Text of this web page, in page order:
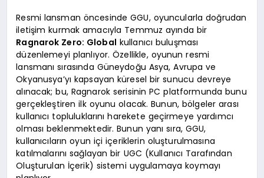
Resmi lansman öncesinde GGU, oyuncularla doğrudan
iletişim kurmak amacıyla Temmuz ayında bir
Ragnarok Zero: Global kullanıcı buluşması
düzenlemeyi planlıyor. Özellikle, oyunun resmi
lansmanı sırasında Güneydoğu Asya, Avrupa ve
Okyanusya’yı kapsayan küresel bir sunucu devreye
alınacak; bu, Ragnarok serisinin PC platformunda bunu
gerçekleştiren ilk oyunu olacak. Bunun, bölgeler arası
kullanıcı topluluklarını harekete geçirmeye yardımcı
olması beklenmektedir. Bunun yanı sıra, GGU,
kullanıcıların oyun içi içeriklerin oluşturulmasına
katılmalarını sağlayan bir UGC (Kullanıcı Tarafından
Oluşturulan İçerik) sistemi uygulamaya koymayı